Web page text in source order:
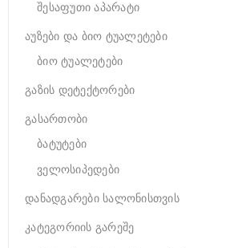
შესაფუთი აპარატი
აუზები და ბიო ტუალეტები
ბიო ტუალეტები
გაზის დეტექტორები
გასართობი
ბატუტები
ველოსიპედები
დანადგარები სალონისთვის
კატეგორიის გარეშე